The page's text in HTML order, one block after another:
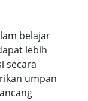
belajar
lebih
secara
umpan